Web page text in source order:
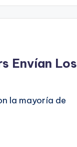
Envían Los
la mayoría de